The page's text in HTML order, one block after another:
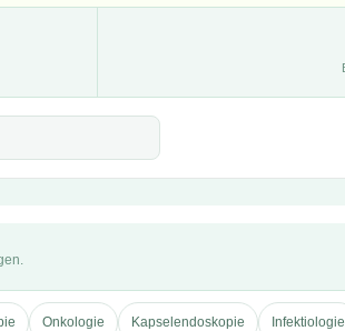
Onkologie Kapselendoskopie Infektiologie